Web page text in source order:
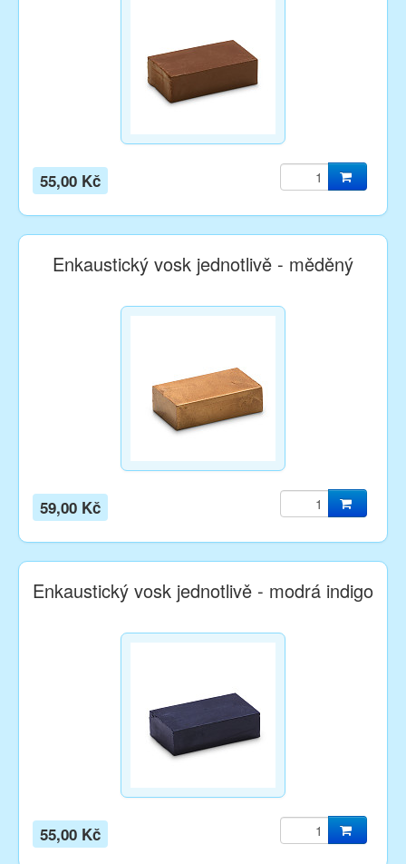
55,00 Kč
Enkaustický vosk jednotlivě - měděný
59,00 Kč
Enkaustický vosk jednotlivě - modrá indigo
55,00 Kč